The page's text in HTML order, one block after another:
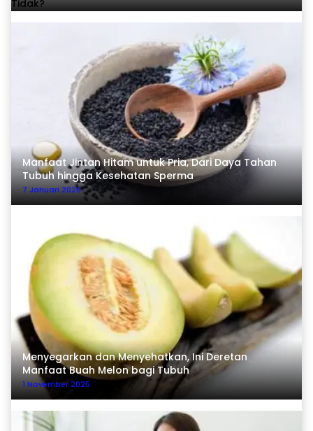
Manfaat Jintan Hitam untuk Pria, Dari Daya Tahan
Tubuh hingga Kesehatan Sperma
7 Januari 2026
Menyegarkan dan Menyehatkan, Ini Deretan
Manfaat Buah Melon bagi Tubuh
1 November 2025